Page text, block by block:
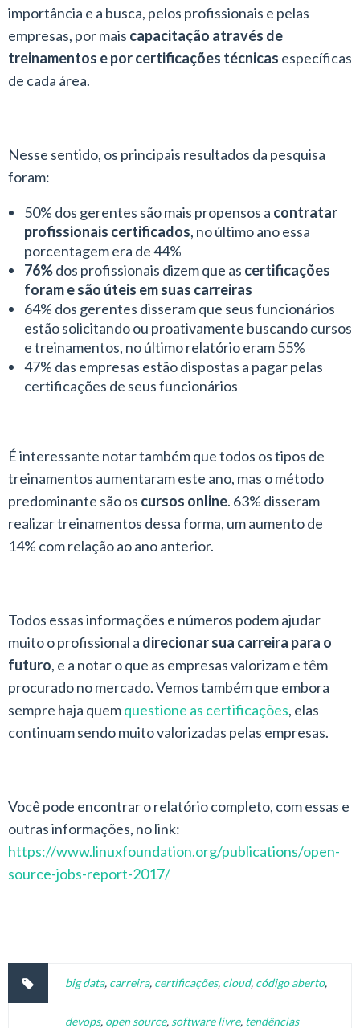
importância e a busca, pelos profissionais e pelas
empresas, por mais capacitação através de
treinamentos e por certificações técnicas específicas
de cada área.
Nesse sentido, os principais resultados da pesquisa
foram:
50% dos gerentes são mais propensos a contratar
profissionais certificados, no último ano essa
porcentagem era de 44%
76%dos profissionais dizem que as certificações
foram e são úteis em suas carreiras
64% dos gerentes disseram que seus funcionários
estão solicitando ou proativamente buscando cursos
e treinamentos, no último relatório eram 55%
47% das empresas estão dispostas a pagar pelas
certificações de seus funcionários
É interessante notar também que todos os tipos de
treinamentos aumentaram este ano, mas o método
predominante são os cursos online. 63% disseram
realizar treinamentos dessa forma, um aumento de
14% com relação ao ano anterior.
Todos essas informações e números podem ajudar
muito o profissional a direcionar sua carreira para o
futuro, e a notar o que as empresas valorizam e têm
procurado no mercado. Vemos também que embora
sempre haja quemquestione as certificações, elas
continuam sendo muito valorizadas pelas empresas.
Você pode encontrar o relatório completo, com essas e
outras informações, no link:
https://www.linuxfoundation.org/publications/open-
source-jobs-report-2017/
big data, carreira, certificações, cloud, código aberto,
devops, open source, software livre, tendências